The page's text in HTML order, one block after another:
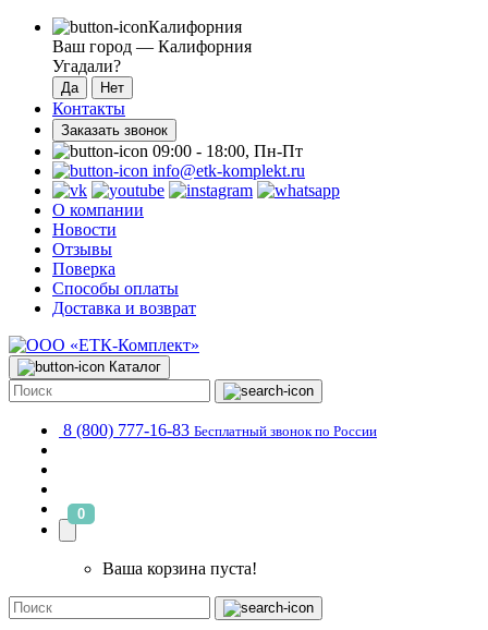
Калифорния
Ваш город — Калифорния
Угадали?
Контакты
Заказать звонок
09:00 - 18:00, Пн-Пт
info@etk-komplekt.ru
О компании
Новости
Отзывы
Поверка
Способы оплаты
Доставка и возврат
Каталог
8 (800) 777-16-83 Бесплатный звонок по России
0
Ваша корзина пуста!